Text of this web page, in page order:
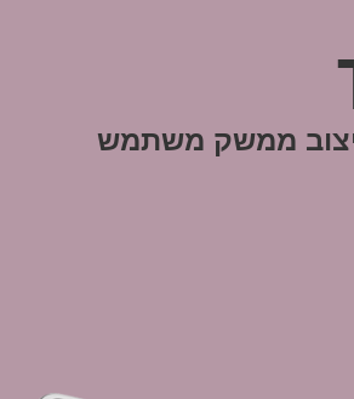
ממשק משתמש